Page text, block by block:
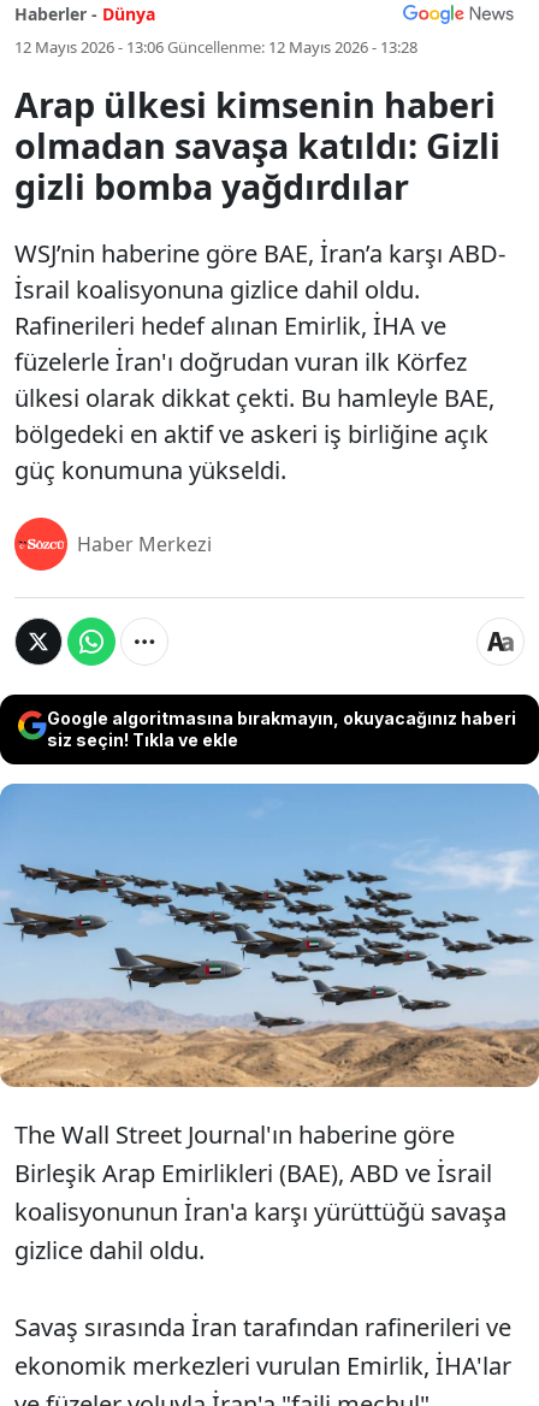
Haberler - Dünya
12 Mayıs 2026 - 13:06Güncellenme: 12 Mayıs 2026 - 13:28
Arap ülkesi kimsenin haberi
olmadan savaşa katıldı: Gizli
gizli bomba yağdırdılar
WSJ’nin haberine göre BAE, İran’a karşı ABD-
İsrail koalisyonuna gizlice dahil oldu.
Rafinerileri hedef alınan Emirlik, İHA ve
füzelerle İran'ı doğrudan vuran ilk Körfez
ülkesi olarak dikkat çekti. Bu hamleyle BAE,
bölgedeki en aktif ve askeri iş birliğine açık
güç konumuna yükseldi.
Haber Merkezi
Google algoritmasına bırakmayın, okuyacağınız haberi
siz seçin! Tıkla ve ekle
WSJ’nin haberine göre BAE, İran’a karşı ABD-
İsrail koalisyonuna gizlice dahil oldu. Rafinerileri
hedef alınan Emirlik, İHA ve füzelerle İran'ı
doğrudan vuran ilk Körfez ülkesi olarak dikkat
çekti. Bu hamleyle BAE, bölgedeki en aktif ve
askeri iş birliğine açık güç konumuna yükseldi.
The Wall Street Journal'ın haberine göre
Birleşik Arap Emirlikleri (BAE), ABD ve İsrail
koalisyonunun İran'a karşı yürüttüğü savaşa
gizlice dahil oldu.
Savaş sırasında İran tarafından rafinerileri ve
ekonomik merkezleri vurulan Emirlik, İHA'lar